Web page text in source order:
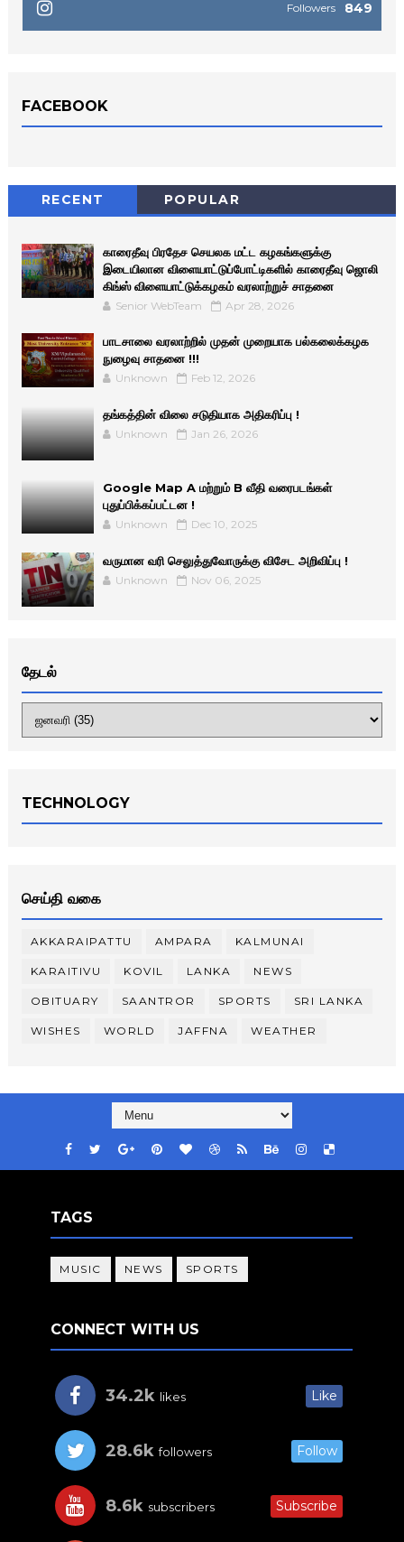
849
Followers
FACEBOOK
RECENT POPULAR
காரைதீவு பிரதேச செயலக மட்ட கழகங்களுக்கு
இடையிலான விளையாட்டுப்போட்டிகளில் காரைதீவு ஜொலி
கிங்ஸ் விளையாட்டுக்கழகம் வரலாற்றுச் சாதனை
Senior WebTeam Apr 28, 2026
பாடசாலை வரலாற்றில் முதன் முறையாக பல்கலைக்கழக
நுழைவு சாதனை !!!
Unknown Feb 12, 2026
தங்கத்தின் விலை சடுதியாக அதிகரிப்பு !
Unknown Jan 26, 2026
Google Map A மற்றும் B வீதி வரைபடங்கள்
புதுப்பிக்கப்பட்டன !
Unknown Dec 10, 2025
வருமான வரி செலுத்துவோருக்கு விசேட அறிவிப்பு !
Unknown Nov 06, 2025
தேடல்
TECHNOLOGY
செய்தி வகை
AKKARAIPATTU AMPARA KALMUNAI
KARAITIVU KOVIL LANKA NEWS
OBITUARY SAANTROR SPORTS SRI LANKA
WISHES WORLD JAFFNA WEATHER
TAGS
MUSIC NEWS SPORTS
CONNECT WITH US
34.2k likes Like
28.6k followers Follow
8.6k subscribers Subscribe